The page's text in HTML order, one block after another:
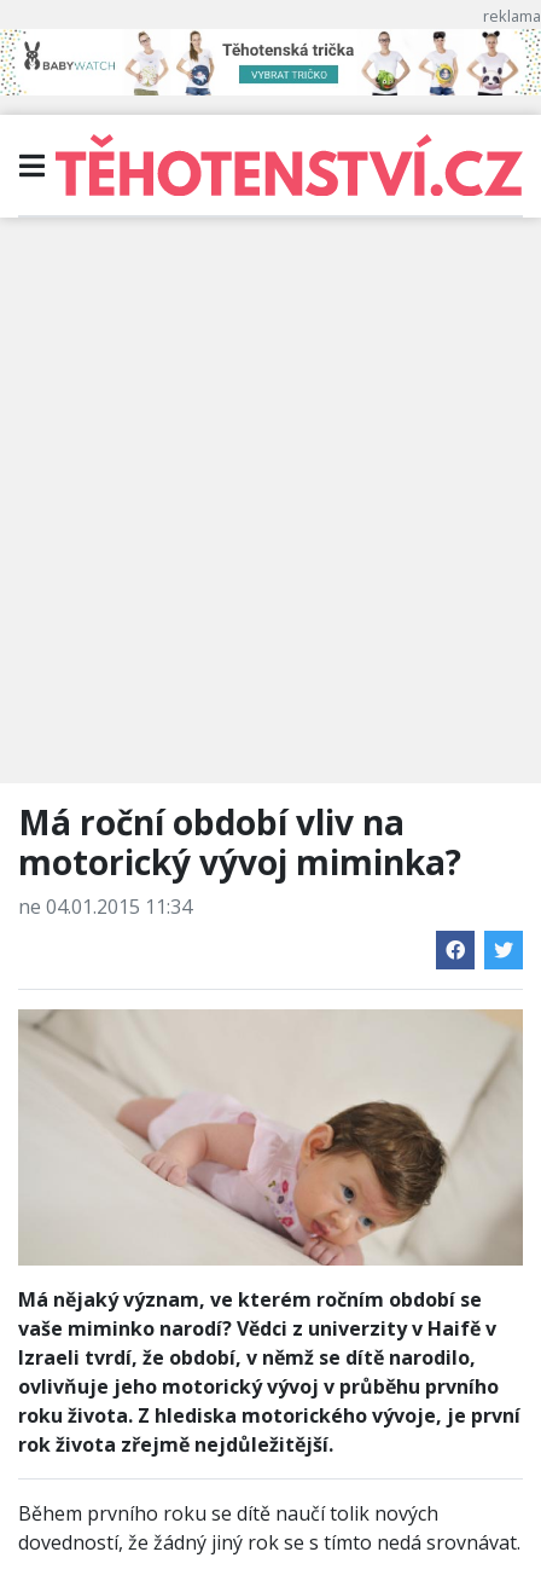
Má roční období vliv na
motorický vývoj miminka?
ne 04.01.2015 11:34
Má nějaký význam, ve kterém ročním období se
vaše miminko narodí? Vědci z univerzity v Haifě v
Izraeli tvrdí, že období, v němž se dítě narodilo,
ovlivňuje jeho motorický vývoj v průběhu prvního
roku života. Z hlediska motorického vývoje, je první
rok života zřejmě nejdůležitější.
Během prvního roku se dítě naučí tolik nových
dovedností, že žádný jiný rok se s tímto nedá srovnávat.